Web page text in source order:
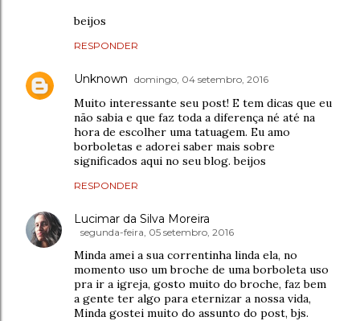
beijos
RESPONDER
Unknown domingo, 04 setembro, 2016
Muito interessante seu post! E tem dicas que eu
não sabia e que faz toda a diferença né até na
hora de escolher uma tatuagem. Eu amo
borboletas e adorei saber mais sobre
significados aqui no seu blog. beijos
RESPONDER
Lucimar da Silva Moreira
segunda-feira, 05 setembro, 2016
Minda amei a sua correntinha linda ela, no
momento uso um broche de uma borboleta uso
pra ir a igreja, gosto muito do broche, faz bem
a gente ter algo para eternizar a nossa vida,
Minda gostei muito do assunto do post, bjs.